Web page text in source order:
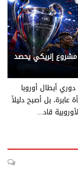
مشروع إنريكي يحصد
أبطال أوروبا
بل أصبح دليلاً
قاد...